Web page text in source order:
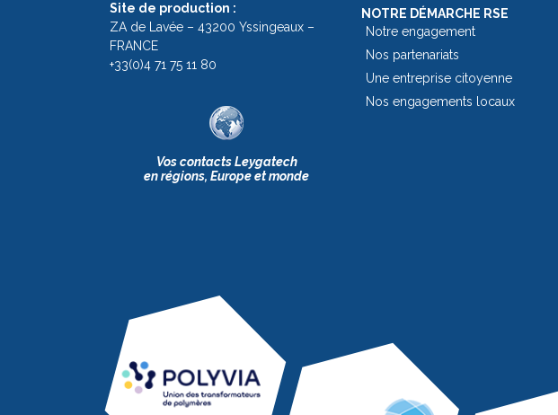
Site de production :
ZA de Lavée – 43200 Yssingeaux –
FRANCE
+33(0)4 71 75 11 80
Vos contacts Leygatech
en régions, Europe et monde
NOTRE DÉMARCHE RSE
Notre engagement
Nos partenariats
Une entreprise citoyenne
Nos engagements locaux